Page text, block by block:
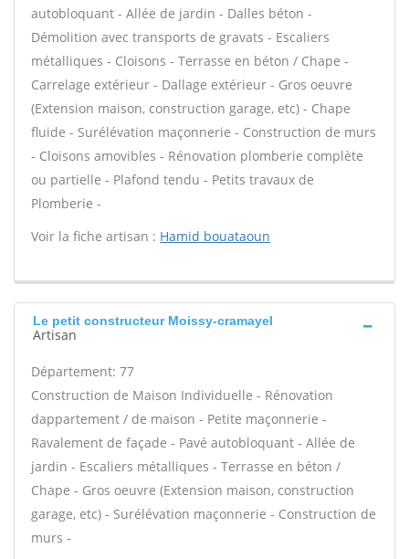
autobloquant - Allée de jardin - Dalles béton -
Démolition avec transports de gravats - Escaliers
métalliques - Cloisons - Terrasse en béton / Chape -
Carrelage extérieur - Dallage extérieur - Gros oeuvre
(Extension maison, construction garage, etc) - Chape
fluide - Surélévation maçonnerie - Construction de murs
- Cloisons amovibles - Rénovation plomberie complète
ou partielle - Plafond tendu - Petits travaux de
Plomberie -
Voir la fiche artisan : Hamid bouataoun
Le petit constructeur Moissy-cramayel
Artisan
Département: 77
Construction de Maison Individuelle - Rénovation
dappartement / de maison - Petite maçonnerie -
Ravalement de façade - Pavé autobloquant - Allée de
jardin - Escaliers métalliques - Terrasse en béton /
Chape - Gros oeuvre (Extension maison, construction
garage, etc) - Surélévation maçonnerie - Construction de
murs -